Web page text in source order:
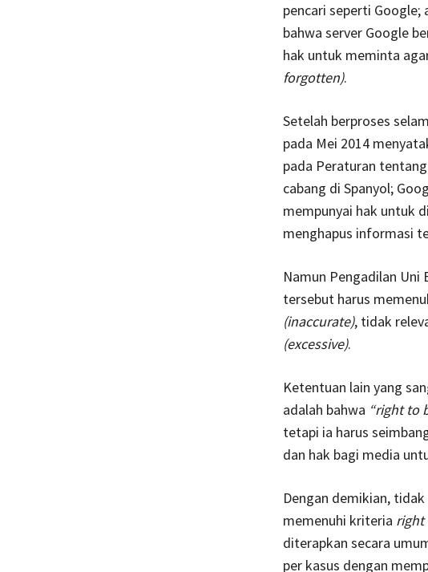
pencari seperti
bahwa server Google
hak untuk meminta
forgotten).
Setelah berproses
pada Mei 2014
pada Peraturan
cabang di Spanyol;
mempunyai hak untuk
menghapus informasi
Namun Pengadilan
tersebut harus
(inaccurate), tidak
(excessive).
Ketentuan lain yang
adalah bahwa “right to
tetapi ia harus
dan hak bagi media
Dengan demikian,
memenuhi kriteria right
diterapkan secara
per kasus dengan